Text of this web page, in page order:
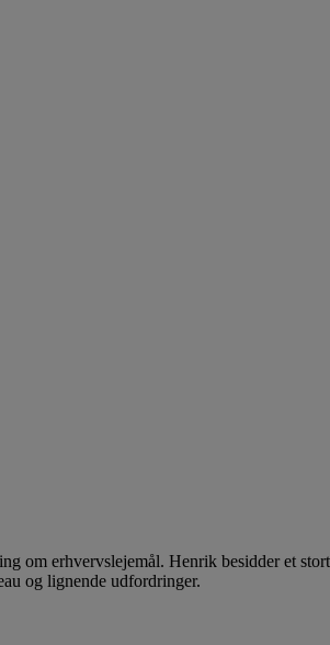
om erhvervslejemål. Henrik besidder et
og lignende udfordringer.